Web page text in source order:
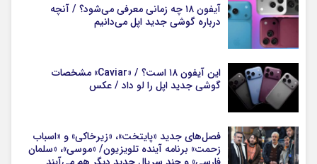
آیفون ۱۸ چه زمانی معرفی می‌شود؟ / آنچه
درباره گوشی جدید اپل می‌دانیم
این آیفون ۱۸ است؟ / «Caviar» مشخصات
گوشی جدید اپل را لو داد / عکس
فصل‌های جدید «پایتخت»، «زیرخاکی» و «اسباب
زحمت» برنامه آینده تلویزیون/ «موسی»، «سلمان